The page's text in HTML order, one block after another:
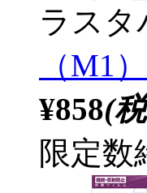
ラスタ
（M1
¥858(
限定数